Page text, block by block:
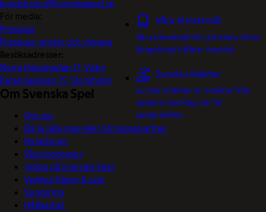
Våra klimatmål
Våra klimatmål för att bidra till en
långsiktigt hållbar framtid.
Sunda intäkter
Sunda intäkter är intäkter från
spelare med låg risk för
spelproblem.
kundservice@svenskaspel.se
För media:
Pressjour
Pressjour vinster och vinnare
Besöksadresser:
Norra Hansegatan 17, Visby
Katarinavägen 15, Stockholm
Om Svenska Spel
Om oss
Börja sälja spel eller bli Vegaspartner
Nyhetsrum
Våra logotyper
Jobba på Svenska Spel
Vanliga frågor & svar
Sponsring
Hållbarhet